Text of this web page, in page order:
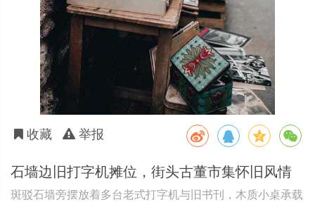
收藏 举报
石墙边旧打字机摊位，街头古董市集怀旧风情
斑驳石墙旁摆放着多台老式打字机与旧书刊，木质小桌承载